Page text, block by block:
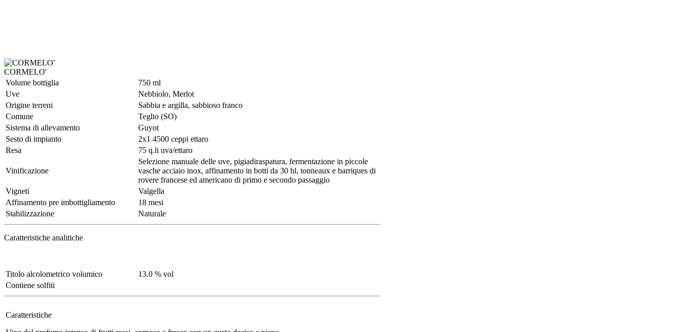
CORMELO'
Volume bottiglia
750 ml
Uve
Nebbiolo, Merlot
Origine terreni
Sabbia e argilla, sabbioso franco
Comune
Teglio (SO)
Sistema di allevamento
Guyot
Sesto di impianto
2x1 4500 ceppi ettaro
Resa
75 q.li uva/ettaro
Vinificazione
Selezione manuale delle uve, pigiadiraspatura, fermentazione in piccole
vasche acciaio inox, affinamento in botti da 30 hl, tonneaux e barriques di
rovere francese ed americano di primo e secondo passaggio
Vigneti
Valgella
Affinamento pre imbottigliamento
18 mesi
Stabilizzazione
Naturale
Caratteristiche analitiche
Titolo alcolometrico volumico
13.0 % vol
Contiene solfiti
Caratteristiche